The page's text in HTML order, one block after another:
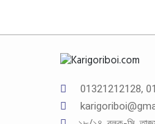
01321212128,